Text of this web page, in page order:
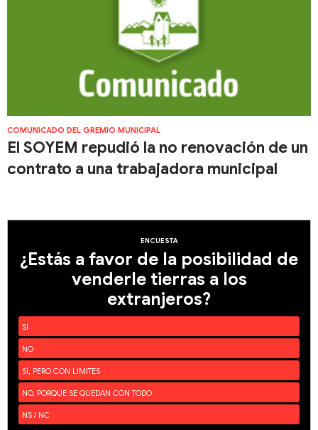
COMUNICADO DEL GREMIO MUNICIPAL
El SOYEM repudió la no renovación de un
contrato a una trabajadora municipal
ENCUESTA
¿Estás a favor de la posibilidad de
venderle tierras a los
extranjeros?
SÍ
NO
SÍ, PERO CON LÍMITES
NO, PORQUE SE QUEDAN CON TODO
NS / NC